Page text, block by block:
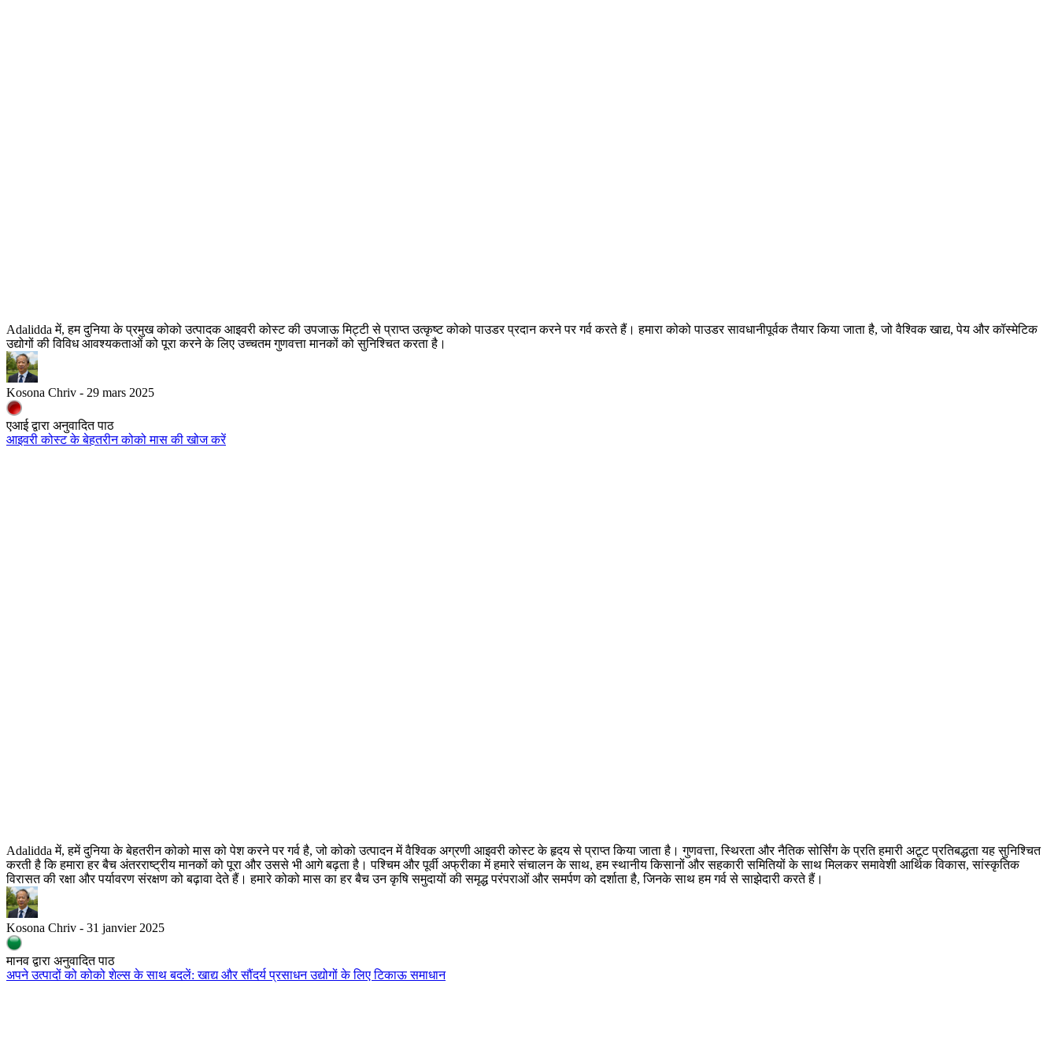
Adalidda में, हम दुनिया के प्रमुख कोको उत्पादक आइवरी कोस्ट की उपजाऊ मिट्टी से प्राप्त उत्कृष्ट कोको पाउडर प्रदान करने पर गर्व करते हैं। हमारा कोको पाउडर सावधानीपूर्वक तैयार किया जाता है, जो वैश्विक खाद्य, पेय और कॉस्मेटिक
उद्योगों की विविध आवश्यकताओं को पूरा करने के लिए उच्चतम गुणवत्ता मानकों को सुनिश्चित करता है।
Kosona Chriv - 29 mars 2025
एआई द्वारा अनुवादित पाठ
आइवरी कोस्ट के बेहतरीन कोको मास की खोज करें
Adalidda में, हमें दुनिया के बेहतरीन कोको मास को पेश करने पर गर्व है, जो कोको उत्पादन में वैश्विक अग्रणी आइवरी कोस्ट के हृदय से प्राप्त किया जाता है। गुणवत्ता, स्थिरता और नैतिक सोर्सिंग के प्रति हमारी अटूट प्रतिबद्धता यह सुनिश्चित
करती है कि हमारा हर बैच अंतरराष्ट्रीय मानकों को पूरा और उससे भी आगे बढ़ता है। पश्चिम और पूर्वी अफ्रीका में हमारे संचालन के साथ, हम स्थानीय किसानों और सहकारी समितियों के साथ मिलकर समावेशी आर्थिक विकास, सांस्कृतिक
विरासत की रक्षा और पर्यावरण संरक्षण को बढ़ावा देते हैं। हमारे कोको मास का हर बैच उन कृषि समुदायों की समृद्ध परंपराओं और समर्पण को दर्शाता है, जिनके साथ हम गर्व से साझेदारी करते हैं।
Kosona Chriv - 31 janvier 2025
मानव द्वारा अनुवादित पाठ
अपने उत्पादों को कोको शेल्स के साथ बदलें: खाद्य और सौंदर्य प्रसाधन उद्योगों के लिए टिकाऊ समाधान